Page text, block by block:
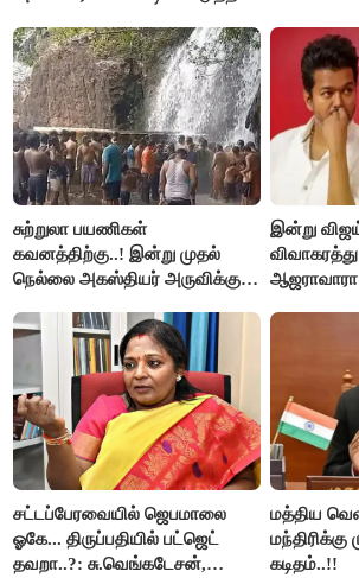
சுற்றுலா பயணிகள்
கவனத்திற்கு..! இன்று முதல்
நெல்லை அகஸ்தியர் அருவிக்கு
இன்று
சட்டப்பேரவையில் ஜெபமாலை
ஓகே... திருப்பதியில் பட்ஜெட்
தவறா..?: சு.வெங்கடேசன்,
மத்திய
கடிதம்..!!